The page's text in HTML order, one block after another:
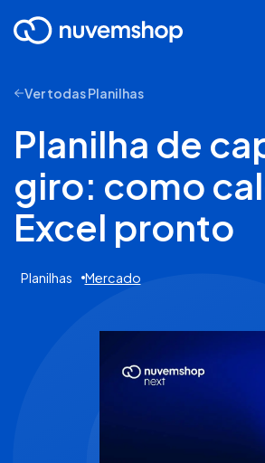
Ver todas Planilhas
Planilha de
giro: como
Excel pronto
Planilhas Mercado